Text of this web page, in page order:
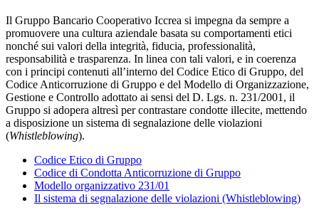
Il Gruppo Bancario Cooperativo Iccrea si impegna da sempre a
promuovere una cultura aziendale basata su comportamenti etici
nonché sui valori della integrità, fiducia, professionalità,
responsabilità e trasparenza. In linea con tali valori, e in coerenza
con i principi contenuti all’interno del Codice Etico di Gruppo, del
Codice Anticorruzione di Gruppo e del Modello di Organizzazione,
Gestione e Controllo adottato ai sensi del D. Lgs. n. 231/2001, il
Gruppo si adopera altresì per contrastare condotte illecite, mettendo
a disposizione un sistema di segnalazione delle violazioni
(Whistleblowing).
Codice Etico di Gruppo
Codice di Condotta Anticorruzione di Gruppo
Modello organizzativo 231/01
Il sistema di segnalazione delle violazioni (Whistleblowing)